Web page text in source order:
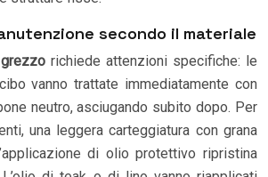
secondo il materiale
richiede attenzioni specifiche: le
vanno trattate immediatamente con
neutro, asciugando subito dopo. Per
una leggera carteggiatura con grana
di olio protettivo ripristina